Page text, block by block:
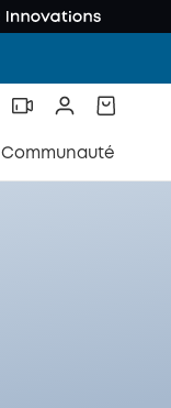
Communauté